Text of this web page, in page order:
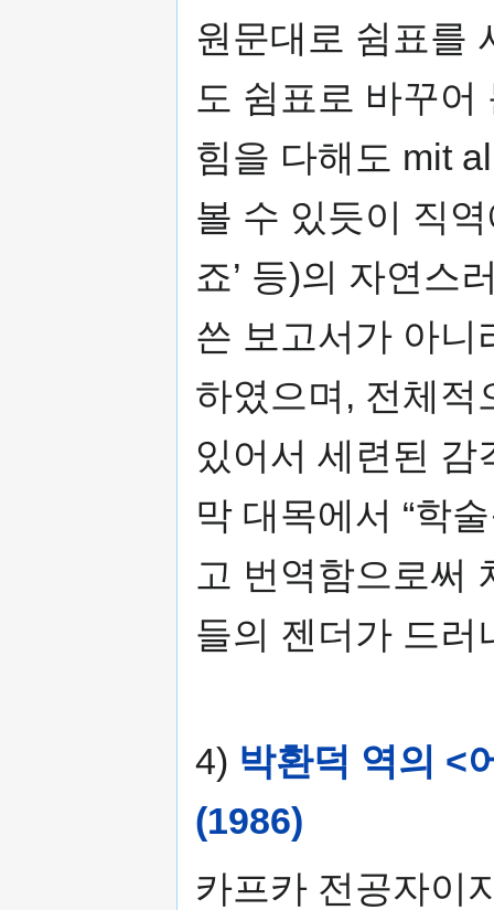
원문대로 쉼표를
도 쉼표로 바꾸어
힘을 다해도 mit
볼 수 있듯이 직
죠’ 등)의 자연스
쓴 보고서가 아니
하였으며, 전체적
있어서 세련된 감
막 대목에서 “학
고 번역함으로써
들의 젠더가 드러
4) 박환덕 역의 <
(1986)
카프카 전공자이